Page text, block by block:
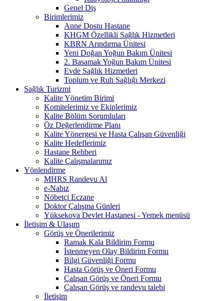
Genel Diş
Birimlerimiz
Anne Dostu Hastane
KHGM Özellikli Sağlık Hizmetleri
KBRN Arındırma Ünitesi
Yeni Doğan Yoğun Bakım Ünitesi
2. Basamak Yoğun Bakım Ünitesi
Evde Sağlık Hizmetleri
Toplum ve Ruh Sağlığı Merkezi
Sağlık Turizmi
Kalite Yönetim Birimi
Komitelerimiz ve Ekiplerimiz
Kalite Bölüm Sorumluları
Öz Değerlendirme Planı
Kalite Yönergesi ve Hasta Çalışan Güvenliği
Kalite Hedeflerimiz
Hastane Rehberi
Kalite Çalışmalarımız
Yönlendirme
MHRS Randevu Al
e-Nabız
Nöbetçi Eczane
Doktor Çalışma Günleri
Yüksekova Devlet Hastanesi - Yemek menüsü
İletişim & Ulaşım
Görüş ve Önerilerimiz
Ramak Kala Bildirim Formu
İstenmeyen Olay Bildirim Formu
Bilgi Güvenliği Formu
Hasta Görüş ve Öneri Formu
Çalışan Görüş ve Öneri Formu
Çalışan Görüş ve randevu talebi
İletişim